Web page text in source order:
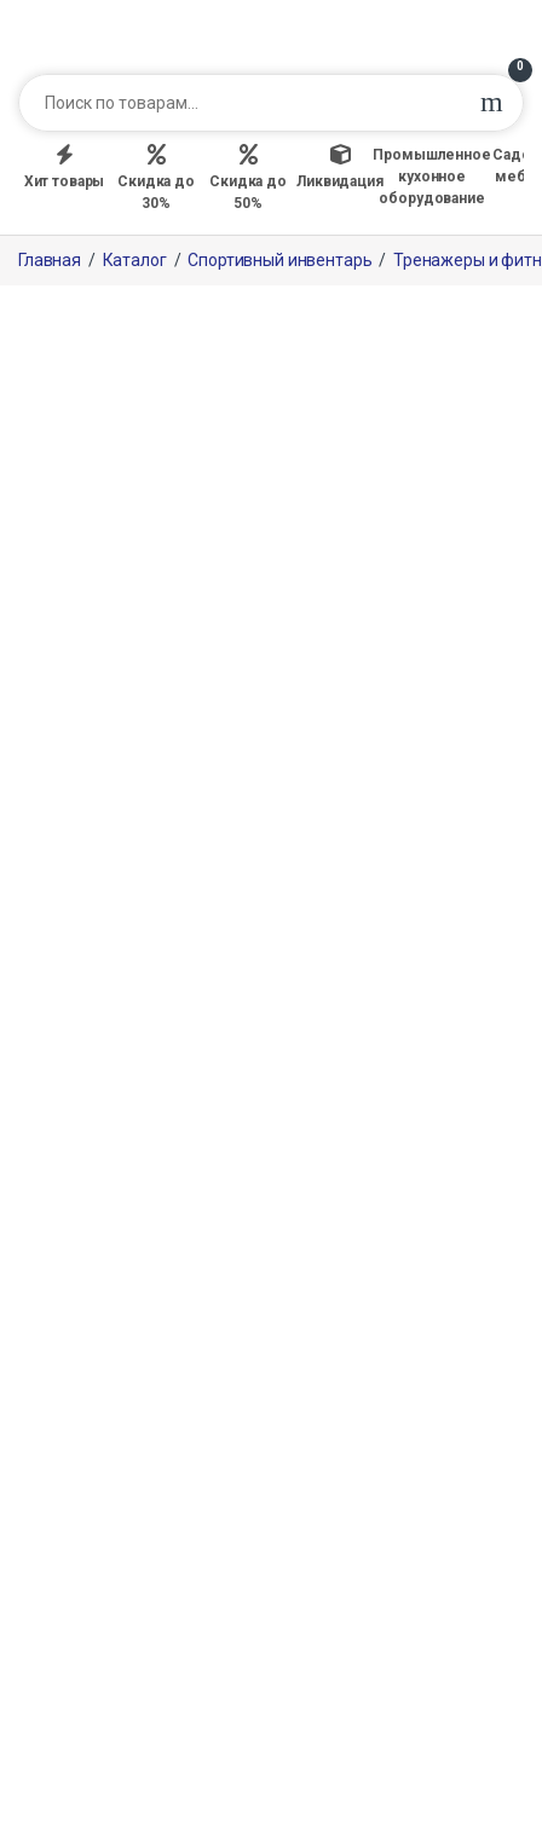
0
Хит товары
Скидка до
30%
Скидка до
50%
Ликвидация
Промышленное
кухонное
оборудование
Главная / Каталог / Спортивный инвентарь / Тренажеры и